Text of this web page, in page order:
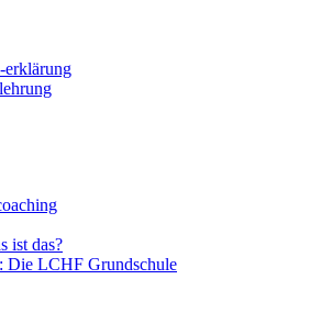
erklärung
ist das?
Die LCHF Grundschule